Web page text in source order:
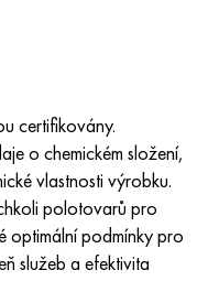
certifikovány.
o chemickém složení,
vlastnosti výrobku.
polotovarů pro
optimální podmínky pro
služeb a efektivita